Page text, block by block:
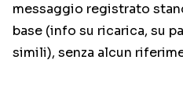
messaggio registrato
base (info su ricarica, su
simili), senza alcun